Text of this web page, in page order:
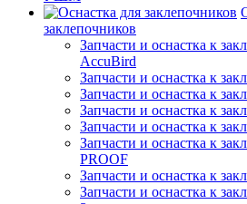
заклепочников
Запчасти и оснастка к
AccuBird
Запчасти и оснастка к
Запчасти и оснастка к
Запчасти и оснастка к
Запчасти и оснастка к
Запчасти и оснастка к
PROOF
Запчасти и оснастка к
Запчасти и оснастка к